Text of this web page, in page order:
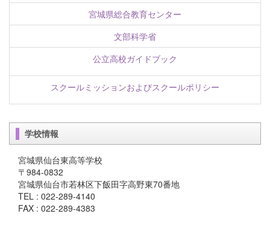
宮城県総合教育センター
文部科学省
公立高校ガイドブック
スクールミッションおよびスクールポリシー
学校情報
宮城県仙台東高等学校
〒984-0832
宮城県仙台市若林区下飯田字高野東70番地
TEL : 022-289-4140
FAX : 022-289-4383